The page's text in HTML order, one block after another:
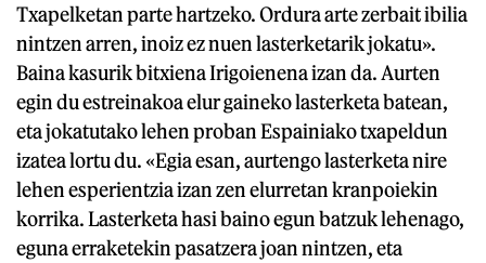
Txapelketan parte hartzeko. Ordura arte zerbait ibilia
nintzen arren, inoiz ez nuen lasterketarik jokatu».
Baina kasurik bitxiena Irigoienena izan da. Aurten
egin du estreinakoa elur gaineko lasterketa batean,
eta jokatutako lehen proban Espainiako txapeldun
izatea lortu du. «Egia esan, aurtengo lasterketa nire
lehen esperientzia izan zen elurretan kranpoiekin
korrika. Lasterketa hasi baino egun batzuk lehenago,
eguna erraketekin pasatzera joan nintzen, eta